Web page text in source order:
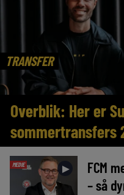
TRANSFER
Overblik: Her er
sommertransfers
MEDIE ►
FCM
– så